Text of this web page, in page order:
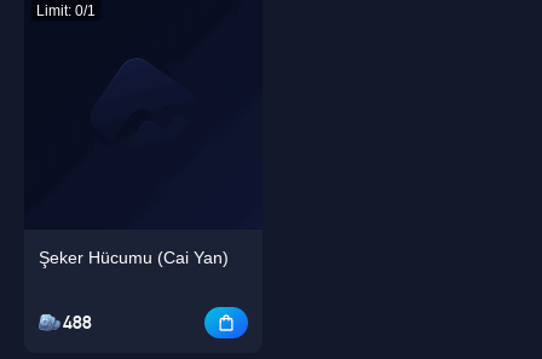
Limit: 0/1
Şeker Hücumu (Cai Yan)
488